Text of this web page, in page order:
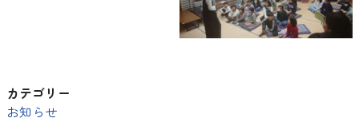
カテゴリー
お知らせ